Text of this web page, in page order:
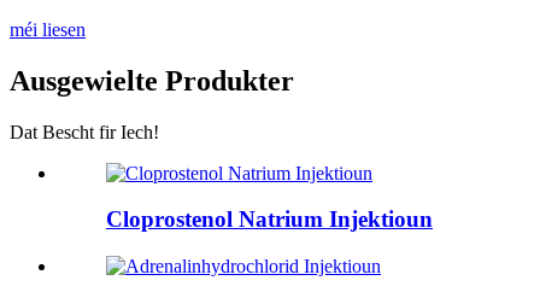
méi liesen
Ausgewielte Produkter
Dat Bescht fir Iech!
Cloprostenol Natrium Injektioun